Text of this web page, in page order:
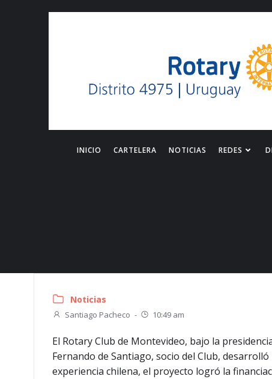
INICIO CARTELERA NOTICIAS REDES
Noticias
Santiago Pacheco - 10:49 am
El Rotary Club de Montevideo, bajo la
Fernando de Santiago, socio del Club,
experiencia chilena, el proyecto logró la